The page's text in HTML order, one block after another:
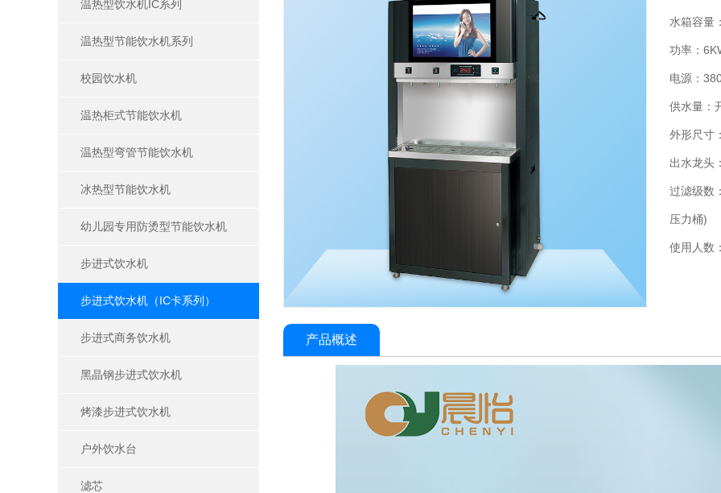
温热型饮水机IC系列
温热型节能饮水机系列
校园饮水机
温热柜式节能饮水机
温热型弯管节能饮水机
冰热型节能饮水机
幼儿园专用防烫型节能饮水机
步进式饮水机
步进式饮水机（IC卡系列）
步进式商务饮水机
黑晶钢步进式饮水机
烤漆步进式饮水机
户外饮水台
滤芯
水箱容量
功率：
电源：
供水量：
外形尺寸
出水龙头
过滤级数
压力桶)
使用人数
产品概述